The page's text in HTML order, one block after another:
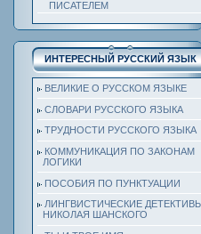
ПИСАТЕЛЕМ
ИНТЕРЕСНЫЙ РУССКИЙ ЯЗЫК
ВЕЛИКИЕ О РУССКОМ ЯЗЫКЕ
СЛОВАРИ РУССКОГО ЯЗЫКА
ТРУДНОСТИ РУССКОГО ЯЗЫКА
КОММУНИКАЦИЯ ПО ЗАКОНАМ
ЛОГИКИ
ПОСОБИЯ ПО ПУНКТУАЦИИ
ЛИНГВИСТИЧЕСКИЕ ДЕТЕКТИВЫ
НИКОЛАЯ ШАНСКОГО